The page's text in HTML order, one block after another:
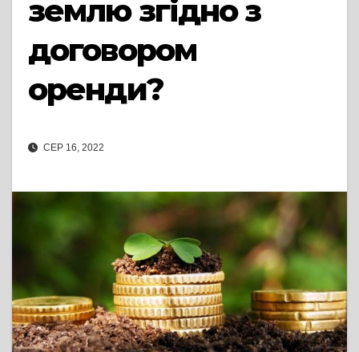
землю згідно з
договором
оренди?
СЕР 16, 2022